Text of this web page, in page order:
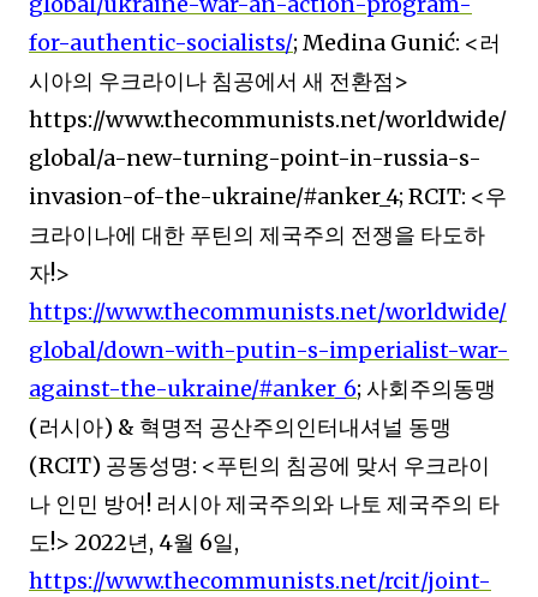
for-authentic-socialists/; Medina Gunić: <러
시아의 우크라이나 침공에서 새 전환점>
https://www.thecommunists.net/worldwide/
global/a-new-turning-point-in-russia-s-
invasion-of-the-ukraine/#anker_4; RCIT: <우
크라이나에 대한 푸틴의 제국주의 전쟁을 타도하
자!>
https://www.thecommunists.net/worldwide/
global/down-with-putin-s-imperialist-war-
against-the-ukraine/#anker_6; 사회주의동맹
(러시아) & 혁명적 공산주의인터내셔널 동맹
(RCIT) 공동성명: <푸틴의 침공에 맞서 우크라이
나 인민 방어! 러시아 제국주의와 나토 제국주의 타
도!> 2022년, 4월 6일,
https://www.thecommunists.net/rcit/joint-